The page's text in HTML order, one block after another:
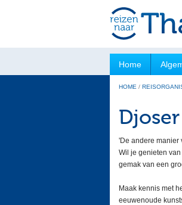
Home
HOME /
Djoser
'De andere manier
Wil je genieten van
gemak van een
Maak kennis met
eeuwenoude